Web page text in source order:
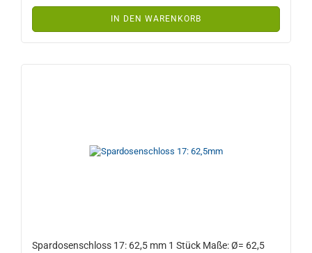
IN DEN WARENKORB
Spardosenschloss 17: 62,5 mm 1 Stück Maße: Ø= 62,5